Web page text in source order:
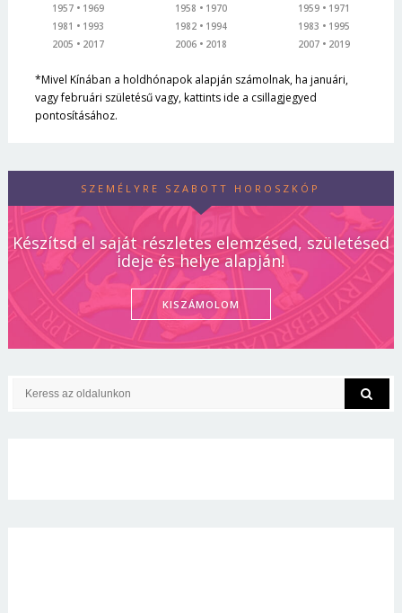
1957
1969
1981
1993
2005
2017
1958
1970
1982
1994
2006
2018
1959
1971
1983
1995
2007
2019
*Mivel Kínában a holdhónapok alapján számolnak, ha januári,
vagy februári születésű vagy, kattints ide a csillagjegyed
pontosításához.
SZEMÉLYRE SZABOTT HOROSZKÓP
Készítsd el saját részletes elemzésed, születésed
ideje és helye alapján!
KISZÁMOLOM